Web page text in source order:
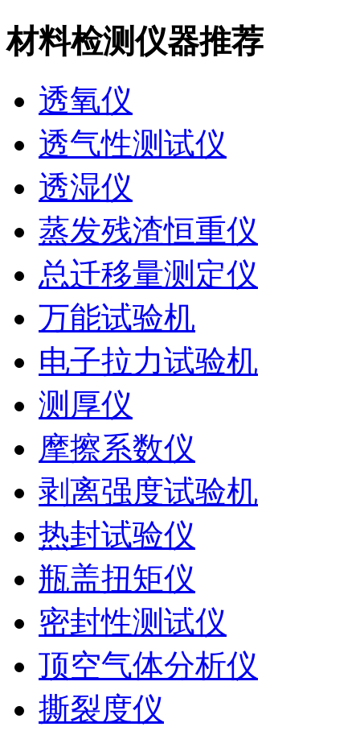
材料检测仪器推荐
透氧仪
透气性测试仪
透湿仪
蒸发残渣恒重仪
总迁移量测定仪
万能试验机
电子拉力试验机
测厚仪
摩擦系数仪
剥离强度试验机
热封试验仪
瓶盖扭矩仪
密封性测试仪
顶空气体分析仪
撕裂度仪